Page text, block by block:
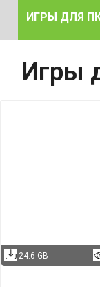
ИГРЫ ДЛЯ
Игры
24.6 GB